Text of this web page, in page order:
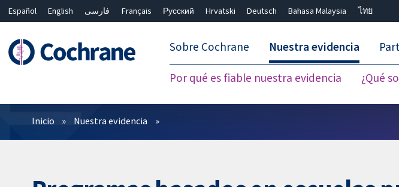
Español English فارسی Français Русский Hrvatski Deutsch Bahasa Malaysia
ไทย
Sobre Cochrane Nuestra evidencia
Por qué es fiable nuestra evidencia ¿Qué
Filtros
Inicio Nuestra evidencia